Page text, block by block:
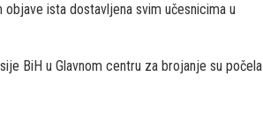
ista dostavljena svim učesnicima u
BiH u Glavnom centru za brojanje su počela